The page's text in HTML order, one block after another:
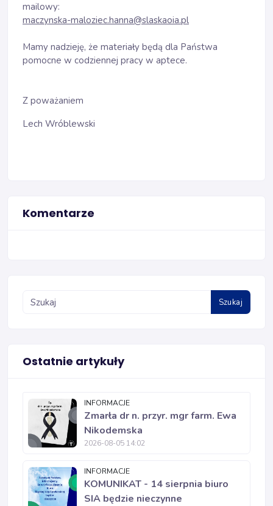
mailowy:
maczynska-maloziec.hanna@slaskaoia.pl
Mamy nadzieję, że materiały będą dla Państwa
pomocne w codziennej pracy w aptece.
Z poważaniem
Lech Wróblewski
Komentarze
Szukaj
Ostatnie artykuły
INFORMACJE
Zmarła dr n. przyr. mgr farm. Ewa
Nikodemska
2026-08-05 14:02
INFORMACJE
KOMUNIKAT - 14 sierpnia biuro
SIA będzie nieczynne